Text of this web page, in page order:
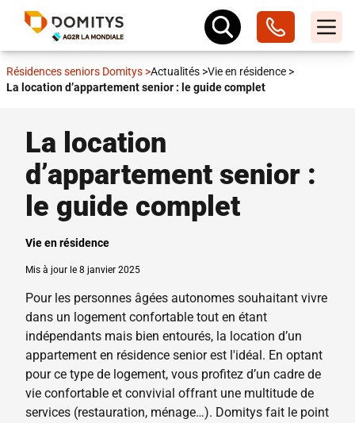
Résidences seniors Domitys >Actualités >Vie en résidence >
La location d’appartement senior : le guide complet
La location
d’appartement senior :
le guide complet
Vie en résidence
Mis à jour le 8 janvier 2025
Pour les personnes âgées autonomes souhaitant vivre
dans un logement confortable tout en étant
indépendants mais bien entourés, la location d’un
appartement en résidence senior est l'idéal. En optant
pour ce type de logement, vous profitez d’un cadre de
vie confortable et convivial offrant une multitude de
services (restauration, ménage…). Domitys fait le point